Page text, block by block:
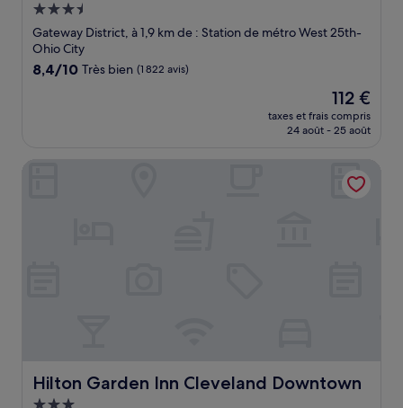
Hébergement
3.5 étoiles
Gateway District, à 1,9 km de : Station de métro West 25th-
Ohio City
8.4
8,4/10 Très bien (1 822 avis)
Le
nouveau
prix
de
112 €
112 €
taxes et frais compris
24 août - 25 août
Hilton Garden Inn Cleveland Downtown
Hilton Garden Inn Cleveland Downtown